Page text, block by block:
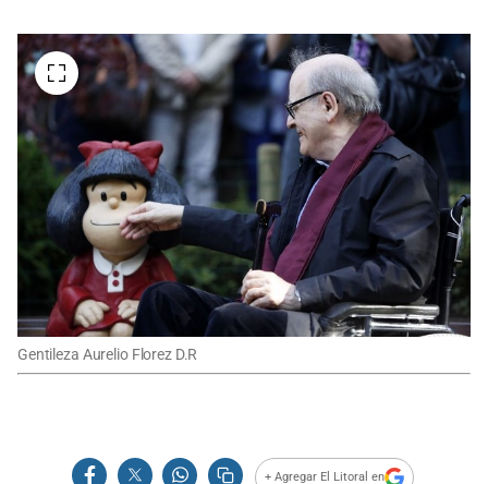
Gentileza Aurelio Florez D.R
+ Agregar El Litoral en